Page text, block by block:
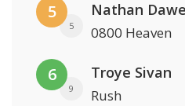
5
5 0800 Heaven
6
9
Troye Sivan
Rush